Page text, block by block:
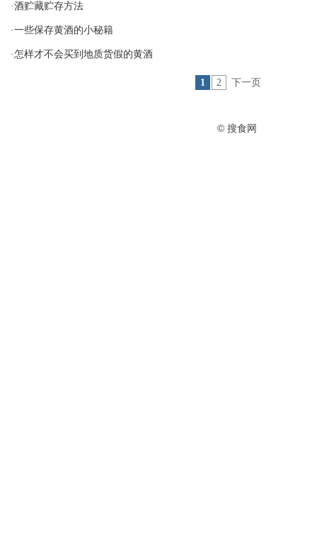
·酒贮藏贮存方法
·一些保存黄酒的小秘籍
·怎样才不会买到地质货假的黄酒
1 2 下一页
© 搜食网